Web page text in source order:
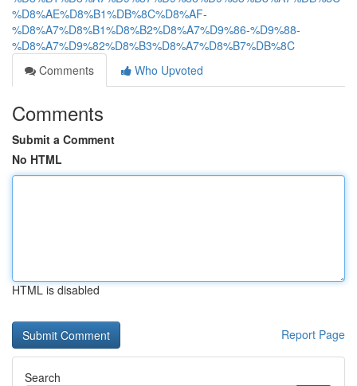
%D8%AE%D8%B1%DB%8C%D8%AF-
%D8%A7%D8%B1%D8%B2%D8%A7%D9%86-%D9%88-
%D8%A7%D9%82%D8%B3%D8%A7%D8%B7%DB%8C
Comments
Who Upvoted
Comments
Submit a Comment
No HTML
HTML is disabled
Report Page
Search